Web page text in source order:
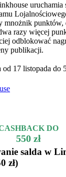
uruchamia
mnożnik punktów,
razy więcej
odblokować
publikacji.
17 listopada do
DO
550 zł
salda w
zł)